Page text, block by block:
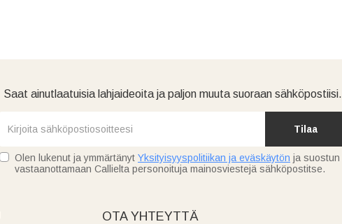
Saat ainutlaatuisia lahjaideoita ja paljon muuta suoraan sähköpostiisi.
Tilaa
Olen lukenut ja ymmärtänyt Yksityisyyspolitiikan ja eväskäytön ja suostun
vastaanottamaan Callielta personoituja mainosviestejä sähköpostitse.
OTA YHTEYTTÄ